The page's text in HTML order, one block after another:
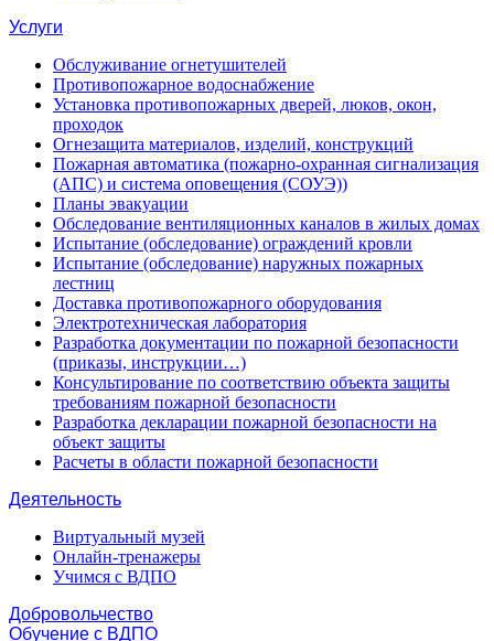
Услуги
Обслуживание огнетушителей
Противопожарное водоснабжение
Установка противопожарных дверей, люков, окон,
проходок
Огнезащита материалов, изделий, конструкций
Пожарная автоматика (пожарно-охранная сигнализация
(АПС) и система оповещения (СОУЭ))
Планы эвакуации
Обследование вентиляционных каналов в жилых домах
Испытание (обследование) ограждений кровли
Испытание (обследование) наружных пожарных
лестниц
Доставка противопожарного оборудования
Электротехническая лаборатория
Разработка документации по пожарной безопасности
(приказы, инструкции…)
Консультирование по соответствию объекта защиты
требованиям пожарной безопасности
Разработка декларации пожарной безопасности на
объект защиты
Расчеты в области пожарной безопасности
Деятельность
Виртуальный музей
Онлайн-тренажеры
Учимся с ВДПО
Добровольчество
Обучение с ВДПО